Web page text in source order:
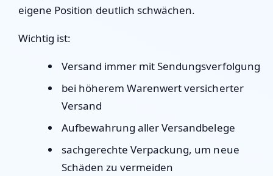
eigene Position deutlich schwächen.
Wichtig ist:
Versand immer mit Sendungsverfolgung
bei höherem Warenwert versicherter
Versand
Aufbewahrung aller Versandbelege
sachgerechte Verpackung, um neue
Schäden zu vermeiden